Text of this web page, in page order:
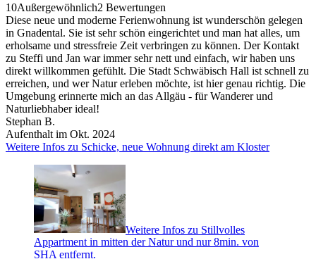
10Außergewöhnlich2 Bewertungen
Diese neue und moderne Ferienwohnung ist wunderschön gelegen
in Gnadental. Sie ist sehr schön eingerichtet und man hat alles, um
erholsame und stressfreie Zeit verbringen zu können. Der Kontakt
zu Steffi und Jan war immer sehr nett und einfach, wir haben uns
direkt willkommen gefühlt. Die Stadt Schwäbisch Hall ist schnell zu
erreichen, und wer Natur erleben möchte, ist hier genau richtig. Die
Umgebung erinnerte mich an das Allgäu - für Wanderer und
Naturliebhaber ideal!
Stephan B.
Aufenthalt im Okt. 2024
Weitere Infos zu Schicke, neue Wohnung direkt am Kloster
Weitere Infos zu Stillvolles
Appartment in mitten der Natur und nur 8min. von
SHA entfernt.